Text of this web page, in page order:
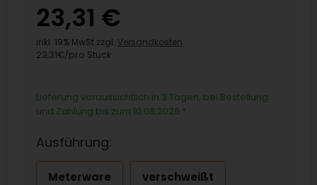
23,31 €
inkl. 19% MwSt zzgl. Versandkosten
23,31€/pro Stück
Lieferung voraussichtlich in 3 Tagen, bei Bestellung
und Zahlung bis zum 10.08.2026 *
Ausführung:
Meterware verschweißt